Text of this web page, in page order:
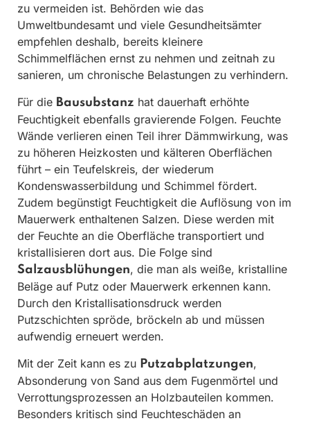
zu vermeiden ist. Behörden wie das
Umweltbundesamt und viele Gesundheitsämter
empfehlen deshalb, bereits kleinere
Schimmelflächen ernst zu nehmen und zeitnah zu
sanieren, um chronische Belastungen zu verhindern.
Für die Bausubstanz hat dauerhaft erhöhte
Feuchtigkeit ebenfalls gravierende Folgen. Feuchte
Wände verlieren einen Teil ihrer Dämmwirkung, was
zu höheren Heizkosten und kälteren Oberflächen
führt – ein Teufelskreis, der wiederum
Kondenswasserbildung und Schimmel fördert.
Zudem begünstigt Feuchtigkeit die Auflösung von im
Mauerwerk enthaltenen Salzen. Diese werden mit
der Feuchte an die Oberfläche transportiert und
kristallisieren dort aus. Die Folge sind
Salzausblühungen, die man als weiße, kristalline
Beläge auf Putz oder Mauerwerk erkennen kann.
Durch den Kristallisationsdruck werden
Putzschichten spröde, bröckeln ab und müssen
aufwendig erneuert werden.
Mit der Zeit kann es zu Putzabplatzungen,
Absonderung von Sand aus dem Fugenmörtel und
Verrottungsprozessen an Holzbauteilen kommen.
Besonders kritisch sind Feuchteschäden an